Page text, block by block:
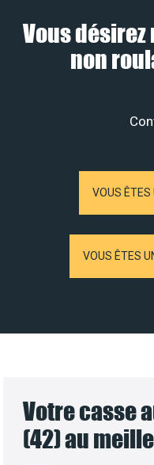
Vous
non
VOUS ÊTES
VOUS ÊTES
Votre casse
(42) au